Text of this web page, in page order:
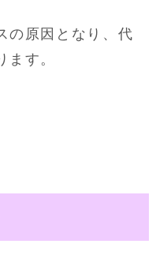
の原因となり、代
す。